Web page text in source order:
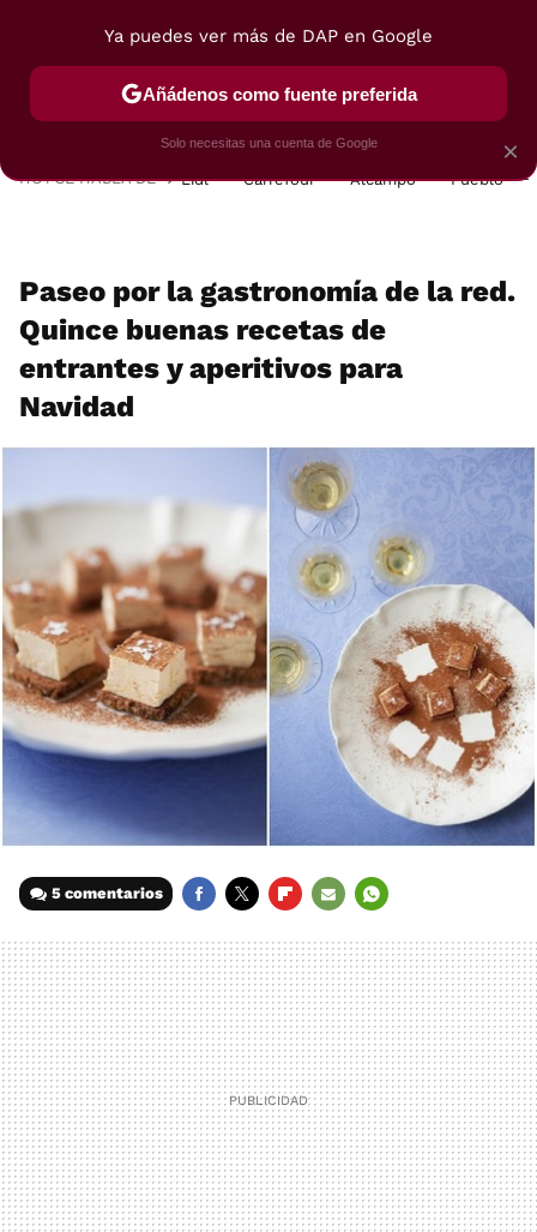
POSTRES VIAJES SELECCIÓN VEGUI
HOY SE HABLA DE Lidl Carrefour Alcampo Pueblo
Paseo por la gastronomía de la red.
Quince buenas recetas de
entrantes y aperitivos para
Navidad
5 comentarios
MAIL
×
Ya puedes ver más de DAP en Google
Añádenos como fuente preferida
Solo necesitas una cuenta de Google